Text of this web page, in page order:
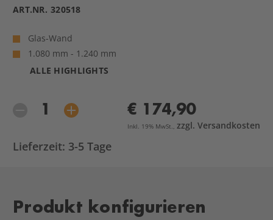
ART.NR. 320518
Glas-Wand
1.080 mm - 1.240 mm
ALLE HIGHLIGHTS
€ 174,90
Inkl. 19% MwSt., zzgl. Versandkosten
Lieferzeit: 3-5 Tage
Produkt konfigurieren